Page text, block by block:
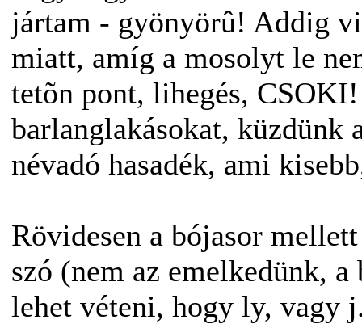
jártam - gyönyörû! Addig
miatt, amíg a mosolyt le
tetõn pont, lihegés,
barlanglakásokat, küzdünk
névadó hasadék, ami
Rövidesen a bójasor
szó (nem az emelkedünk,
lehet véteni, hogy ly, vagy